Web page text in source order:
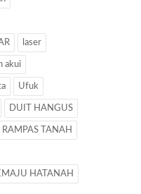
laser
akui
Ufuk
DUIT HANGUS
TANAH
HATANAH